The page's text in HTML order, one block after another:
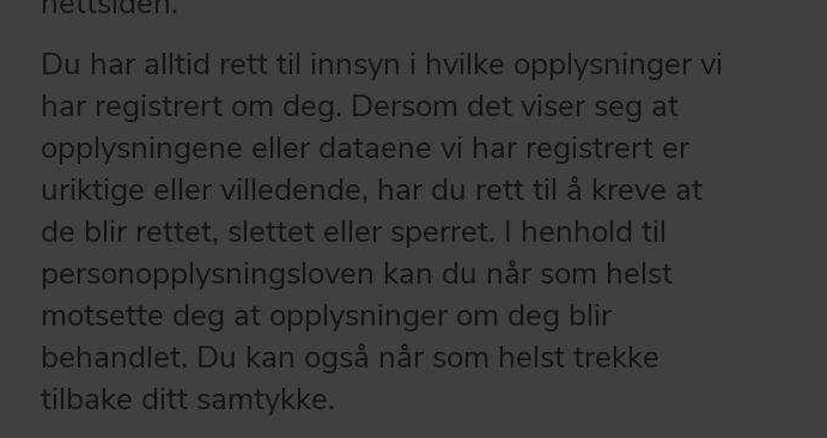
Du har alltid rett til innsyn i hvilke opplysninger vi
har registrert om deg. Dersom det viser seg at
opplysningene eller dataene vi har registrert er
uriktige eller villedende, har du rett til å kreve at
de blir rettet, slettet eller sperret. I henhold til
personopplysningsloven kan du når som helst
motsette deg at opplysninger om deg blir
behandlet. Du kan også når som helst trekke
tilbake ditt samtykke.
BYGG- OG ANLEGGSBRANSJEN
Sterk produktmatch for bygg- og
GÅ TIL PRODUKTER
GÅ TIL BÆREKRAFT